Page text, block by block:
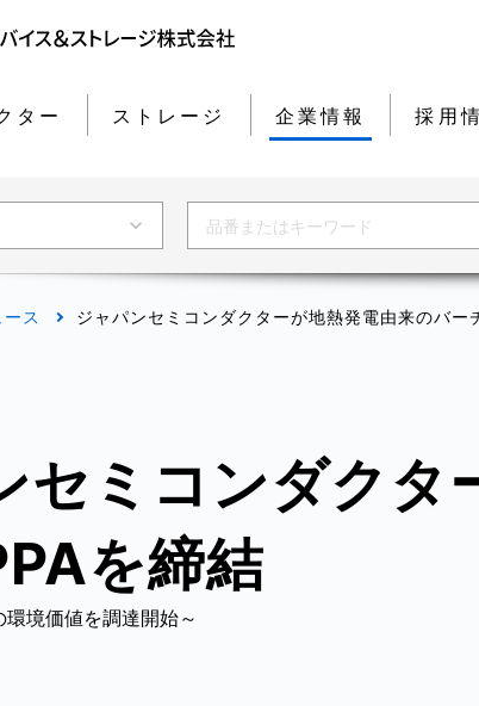
ター ストレージ 企業情報 採用
ス ジャパンセミコンダクターが地熱発電由来のバー
セミコンダクタ
を締結
境価値を調達開始～